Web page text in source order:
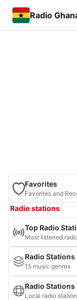
Radio
Favorites
Favorites and
Radio stations
Top Radio
Most listened
Radio Stations
15 music genres
Radio Stations
Local radio